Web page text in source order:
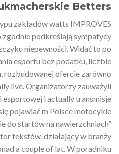
Betters
zakładów watts IMPROVES
podkreślają sympatycy
niepewności. Widać to po
esportu bez podatku, liczbie
rozbudowanej ofercie zarówno
live. Organizatorzy zauważyli
esportowej i actually transmisje
pojawiać m Polsce motocykle
do startów na nawierzchniach”
tekstów, działający w branży
a couple of lat. W poradniku